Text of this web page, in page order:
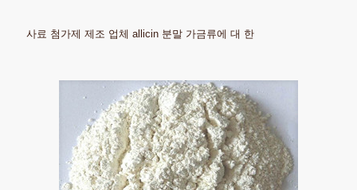
사료 첨가제 제조 업체 allicin 분말 가금류에 대 한